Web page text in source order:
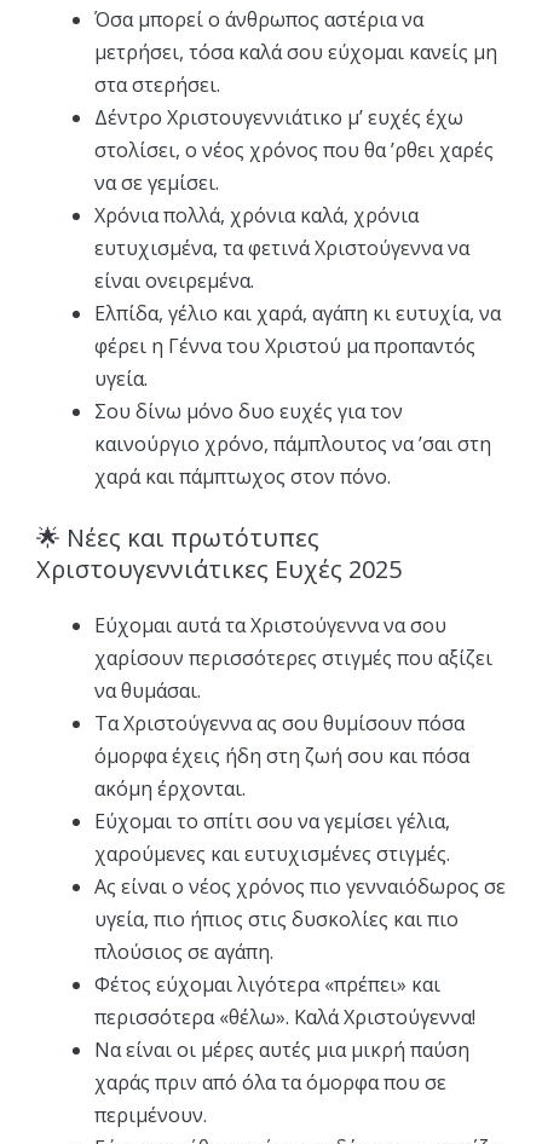
Όσα μπορεί ο άνθρωπος αστέρια να
μετρήσει, τόσα καλά σου εύχομαι κανείς μη
στα στερήσει.
Δέντρο Χριστουγεννιάτικο μ’ ευχές έχω
στολίσει, ο νέος χρόνος που θα ’ρθει χαρές
να σε γεμίσει.
Χρόνια πολλά, χρόνια καλά, χρόνια
ευτυχισμένα, τα φετινά Χριστούγεννα να
είναι ονειρεμένα.
Ελπίδα, γέλιο και χαρά, αγάπη κι ευτυχία, να
φέρει η Γέννα του Χριστού μα προπαντός
υγεία.
Σου δίνω μόνο δυο ευχές για τον
καινούργιο χρόνο, πάμπλουτος να ’σαι στη
χαρά και πάμπτωχος στον πόνο.
🌟 Νέες και πρωτότυπες
Χριστουγεννιάτικες Ευχές 2025
Εύχομαι αυτά τα Χριστούγεννα να σου
χαρίσουν περισσότερες στιγμές που αξίζει
να θυμάσαι.
Τα Χριστούγεννα ας σου θυμίσουν πόσα
όμορφα έχεις ήδη στη ζωή σου και πόσα
ακόμη έρχονται.
Εύχομαι το σπίτι σου να γεμίσει γέλια,
χαρούμενες και ευτυχισμένες στιγμές.
Ας είναι ο νέος χρόνος πιο γενναιόδωρος σε
υγεία, πιο ήπιος στις δυσκολίες και πιο
πλούσιος σε αγάπη.
Φέτος εύχομαι λιγότερα «πρέπει» και
περισσότερα «θέλω». Καλά Χριστούγεννα!
Να είναι οι μέρες αυτές μια μικρή παύση
χαράς πριν από όλα τα όμορφα που σε
περιμένουν.